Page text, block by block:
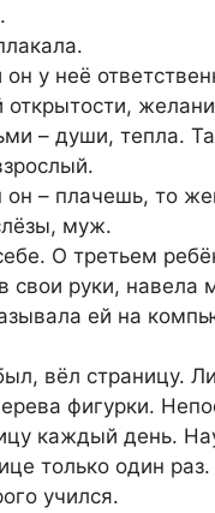
у неё
открытости,
– души, тепла.
– плачешь, то
муж.
О третьем
руки, навела
ей на
вёл страницу.
фигурки.
каждый день.
только один раз.
учился.